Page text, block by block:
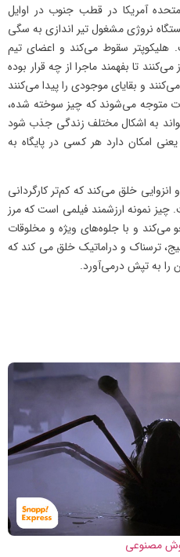
متحده آمریکا در قطب جنوب در اوایل
از ایستگاه نروژی مشغول تیر اندازی به سگی
هلیکوپتر سقوط می‌کند و اعضای تیم
می‌کنند تا بفهمند ماجرا از چه قرار بوده
و بقایای موجودی را پیدا می‌کنند
متوجه می‌شوند که چیز سوخته شده،
به اشکال مختلف زندگی جذب شود
امکان دارد هر کسی در پایگاه به
انزوایی خلق می‌کند که کم‌تر کارگردانی
نمونه‌ ارزشمند فیلمی است که مرز
و با جلوه‌های ویژه و مخلوقات
ترسناک و دراماتیک خلق می کند که
را به تپش درمی‌آورد.